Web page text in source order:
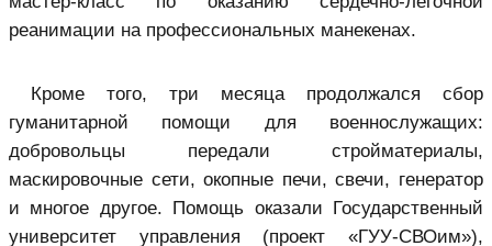
реанимации на профессиональных манекенах.
Кроме того, три месяца продолжался сбор
гуманитарной помощи для военнослужащих:
добровольцы передали стройматериалы,
маскировочные сети, окопные печи, свечи, генератор
и многое другое. Помощь оказали Государственный
университет управления (проект «ГУУ-СВОим»),